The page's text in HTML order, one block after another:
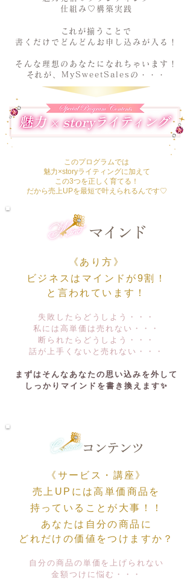
仕組み♡構築実践
​これが揃うことで
書くだけでどんどんお申し込みが入る！
そんな理想のあなたになれちゃいます！
​それが、MySweetSalesの・・・
​このプログラムでは
​魅力×storyライティングに加えて
この3つを正しく育てる！
だから売上UPを最短で叶えられるんです♡
《あり方》
ビジネスはマインドが9割！
と言われています！
失敗したらどうしよう・・・
私には高単価は売れない・・・
断られたらどうしよう・・・
​話が上手くないと売れない・・・
まずはそんなあなたの思い込みを外して
しっかりマインドを書き換えます✨
《サービス・講座》
売上UPには高単価商品を
持っていることが大事！！
あなたは自分の商品に
どれだけの価値をつけますか？
自分の商品の単価を上げられない
金額つけに悩む・・・